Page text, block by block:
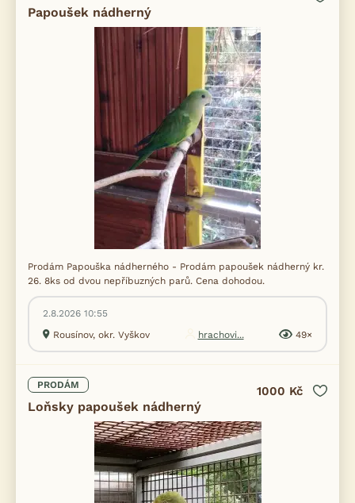
Papoušek nádherný
Prodám Papouška nádherného - Prodám papoušek nádherný kr.
26. 8ks od dvou nepříbuzných parů. Cena dohodou.
2.8.2026 10:55
Rousínov, okr. Vyškov
hrachovi... 49×
PRODÁM
Loňsky papoušek nádherný
1000 Kč